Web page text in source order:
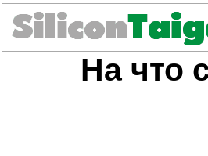
На что